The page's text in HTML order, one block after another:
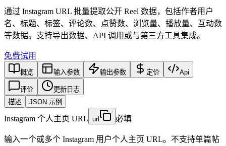
通过 Instagram URL 批量提取公开 Reel 数据，包括作者用户
名、标题、标签、评论数、点赞数、浏览量、播放量、互动数
等数据。支持导出数据、API 调用或与第三方工具集成。
免费试用
概览 输入参数 输出参数 定价 Api
评价
更新日志
描述
JSON 示例
Instagram 个人主页 URL url 必填
输入一个或多个 Instagram 用户个人主页 URL。不支持单篇帖